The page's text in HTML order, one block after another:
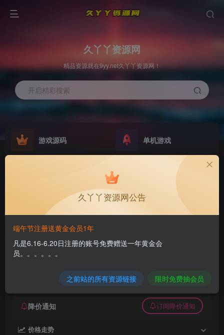
久丫丫资源网
精品资源就在9yy.net久丫丫资源网！
开启精彩搜索
游戏源码 单机游戏
GO
欢迎大家无偿赞助！
欢迎大家无偿赞助！
剑侠世界2—华英雄中变合成版一键端
久丫丫
0 77 0
降价通知 订阅降价通知
价格走势
久丫丫资源网公告
端午节注册送黄金会员1年
凡是6.16-6.20日注册的账号免费赠送一年黄金会
员。。。。。。
之前站的所有资源链接 限时免费抽会员